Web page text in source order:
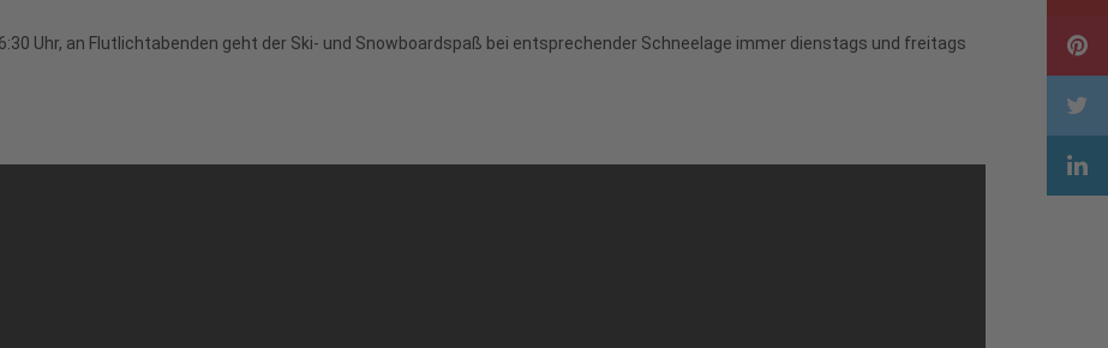
Uhr, an Flutlichtabenden geht der Ski- und Snowboardspaß bei entsprechender Schneelage immer dienstags und freitags